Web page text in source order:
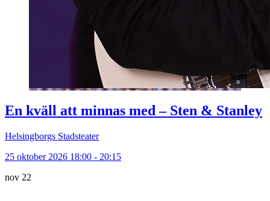
En kväll att minnas med – Sten & Stanley
Helsingborgs Stadsteater
25 oktober 2026 18:00 - 20:15
nov 22